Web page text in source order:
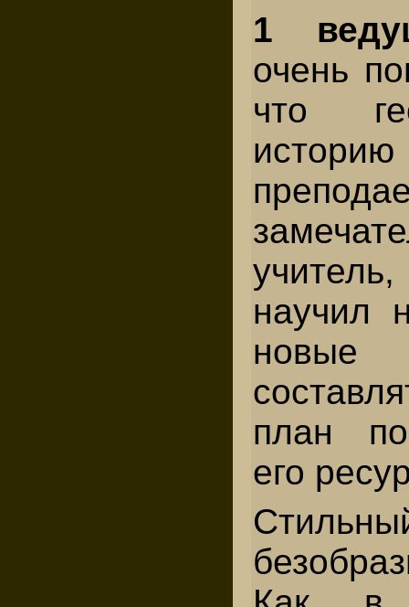
1
очень
что
научил
новые
план
его